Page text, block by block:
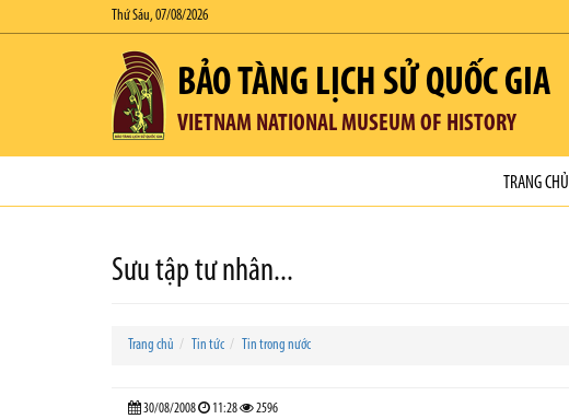
Thứ Sáu, 07/08/2026
BẢO TÀNG LỊCH SỬ QUỐC GIA
VIETNAM NATIONAL MUSEUM OF HISTORY
TRANG CHỦ
Sưu tập tư nhân...
Trang chủ Tin tức Tin trong nước
30/08/2008 11:28 2596